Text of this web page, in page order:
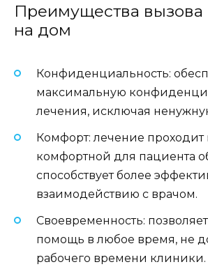
Преимущества вызова
на дом
Конфиденциальность:
максимальную
лечения, исключая
Комфорт: лечение
комфортной для пациента
способствует более
взаимодействию с врачом.
Своевременность:
помощь в любое время, не
рабочего времени клиники.